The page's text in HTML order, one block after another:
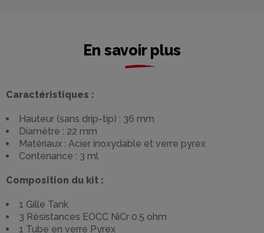
En savoir plus
Caractéristiques :
Hauteur (sans drip-tip) : 36 mm
Diamètre : 22 mm
Matériaux : Acier inoxydable et verre pyrex
Contenance : 3 ml
Composition du kit :
1 Gille Tank
3 Résistances EOCC NiCr 0.5 ohm
1 Tube en verre Pyrex